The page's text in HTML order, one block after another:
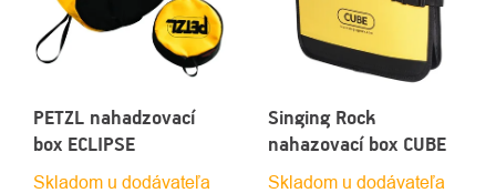
PETZL nahadzovací
box ECLIPSE
Skladom u dodávateľa
Singing Rock
nahazovací box CUBE
Skladom u dodávateľa